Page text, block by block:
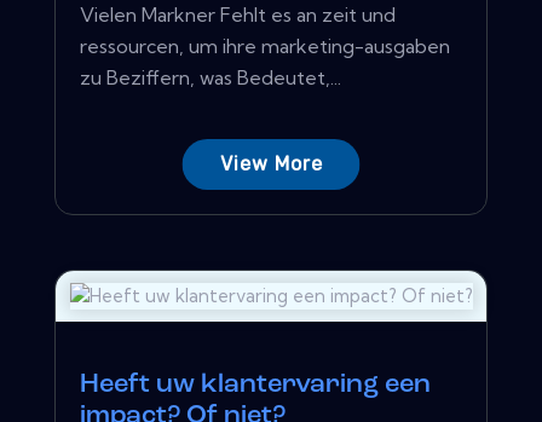
Vielen Markner Fehlt es an zeit und
ressourcen, um ihre marketing-ausgaben
zu Beziffern, was Bedeutet,...
View More
Heeft uw klantervaring een
impact? Of niet?